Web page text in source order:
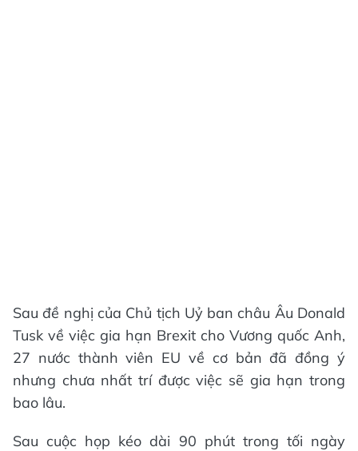
Sau đề nghị của Chủ tịch Uỷ ban châu Âu Donald
Tusk về việc gia hạn Brexit cho Vương quốc Anh,
27 nước thành viên EU về cơ bản đã đồng ý
nhưng chưa nhất trí được việc sẽ gia hạn trong
bao lâu.
Sau cuộc họp kéo dài 90 phút trong tối ngày